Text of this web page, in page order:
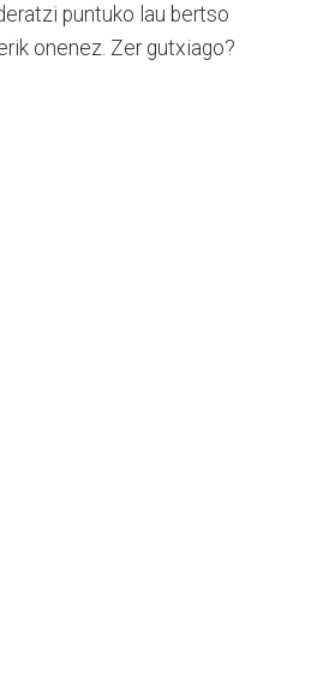
puntuko lau bertso
onenez. Zer gutxiago?